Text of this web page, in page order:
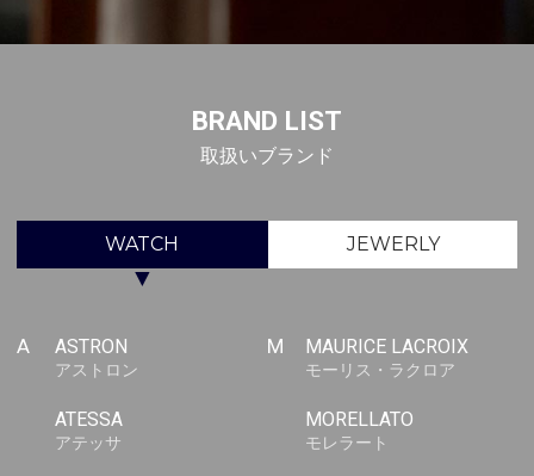
BRAND LIST
取扱いブランド
WATCH JEWERLY
▼
A ASTRON
アストロン
ATESSA
アテッサ
M MAURICE LACROIX
モーリス・ラクロア
MORELLATO
モレラート